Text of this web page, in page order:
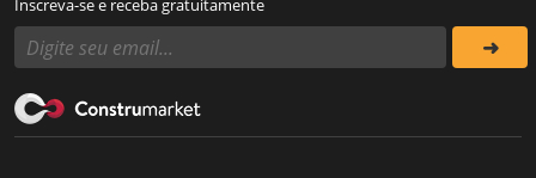
Inscreva-se e receba gratuitamente